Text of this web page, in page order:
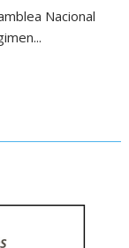
Nacional